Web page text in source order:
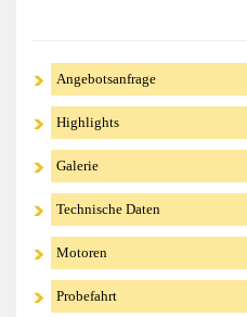
Angebotsanfrage
Highlights
Galerie
Technische Daten
Motoren
Probefahrt